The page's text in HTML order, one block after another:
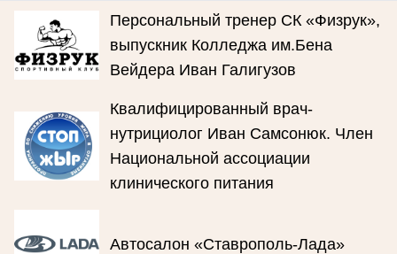
Персональный тренер СК «Физрук»,
выпускник Колледжа им.Бена
Вейдера Иван Галигузов
Квалифицированный врач-
нутрициолог Иван Самсонюк. Член
Национальной ассоциации
клинического питания
Автосалон «Ставрополь-Лада»